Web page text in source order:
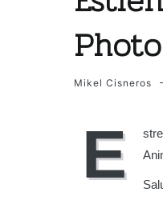
Mikel Cisneros
E